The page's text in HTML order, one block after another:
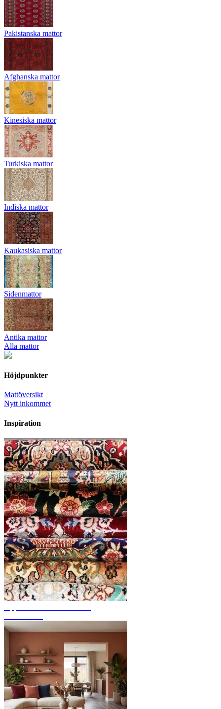
Pakistanska mattor
Afghanska mattor
Kinesiska mattor
Turkiska mattor
Indiska mattor
Kaukasiska mattor
Sidenmattor
Antika mattor
Alla mattor
Höjdpunkter
Mattöversikt
Nytt inkommet
Inspiration